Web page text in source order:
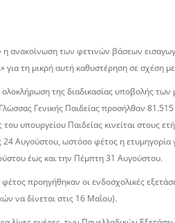
η ανακοίνωση των φετινών βάσεων
για τη μικρή αυτή καθυστέρηση σε σχέση
της διαδικασίας υποβολής
Γενικής Παιδείας προσήλθαν
υπουργείου Παιδείας κινείται
Αυγούστου, ωστόσο φέτος η
έως και την Πέμπτη 31 Αυγούστου.
προηγήθηκαν οι ενδοσχολικές
να δίνεται στις 16 Μαΐου).